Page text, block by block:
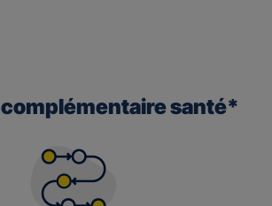
complémentaire santé*